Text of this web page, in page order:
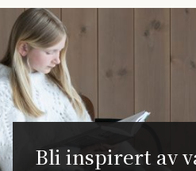
Bli inspirert av